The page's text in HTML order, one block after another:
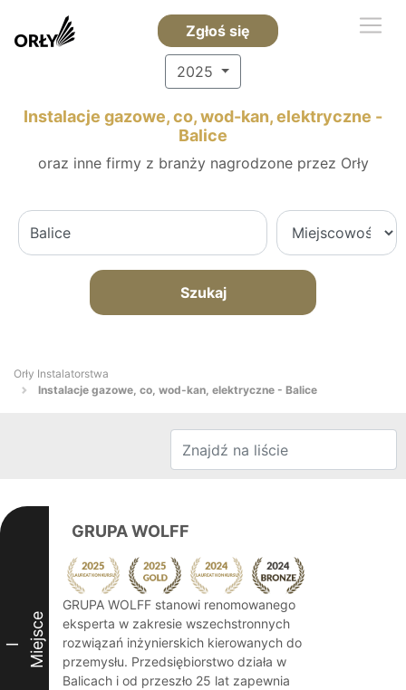
Zgłoś się
2025
Instalacje gazowe, co, wod-kan, elektryczne -
Balice
oraz inne firmy z branży nagrodzone przez Orły
Szukaj
Orły Instalatorstwa
Instalacje gazowe, co, wod-kan, elektryczne - Balice
I Miejsce
GRUPA WOLFF
GRUPA WOLFF stanowi renomowanego
eksperta w zakresie wszechstronnych
rozwiązań inżynierskich kierowanych do
przemysłu. Przedsiębiorstwo działa w
Balicach i od przeszło 25 lat zapewnia